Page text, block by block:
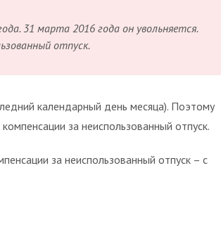
31 марта 2016 года он увольняется.
отпуск.
календарный день месяца). Поэтому
за неиспользованный отпуск.
за неиспользованный отпуск – с